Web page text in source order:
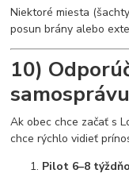
Niektoré miesta
posun brány alebo
10)
Ak obec chce začať s
chce rýchlo vidieť
Pilot 6–8